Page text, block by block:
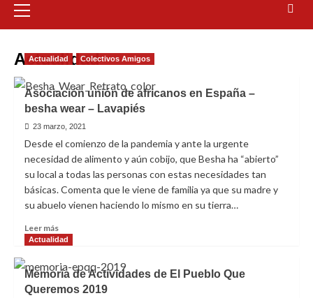
primario
Actualidad
Actualidad Colectivos Amigos
Asociación unión de africanos en España –
besha wear – Lavapiés
23 marzo, 2021
Desde el comienzo de la pandemia y ante la urgente
necesidad de alimento y aún cobijo, que Besha ha “abierto”
su local a todas las personas con estas necesidades tan
básicas. Comenta que le viene de familia ya que su madre y
su abuelo vienen haciendo lo mismo en su tierra…
Leer más
más
Asociación
unión
de
Actualidad
Memoria de Actividades de El Pueblo Que
Queremos 2019